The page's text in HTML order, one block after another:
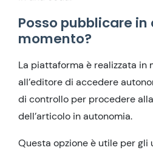
Posso pubblicare
momento?
La piattaforma è realizzata in
all’editore di accedere
di controllo per procedere
dell’articolo in autonomia.
Questa opzione è utile per